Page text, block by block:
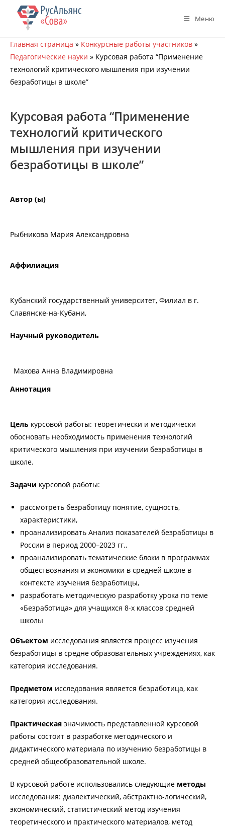
Перейти
содержимому
Меню
Главная страница » Конкурсные работы участников »
Педагогические науки » Курсовая работа “Применение
технологий критического мышления при изучении
безработицы в школе”
Курсовая работа “Применение
технологий критического
мышления при изучении
безработицы в школе”
Автор (ы)
Рыбникова Мария Александровна
Аффилиация
Кубанский государственный университет, Филиал в г.
Славянске-на-Кубани,
Научный руководитель
Махова Анна Владимировна
Аннотация
Цель курсовой работы: теоретически и методически
обосновать необходимость применения технологий
критического мышления при изучении безработицы в
школе.
Задачи курсовой работы:
рассмотреть безработицу понятие, сущность,
характеристики,
проанализировать Анализ показателей безработицы в
России в период 2000–2023 гг.,
проанализировать тематические блоки в программах
обществознания и экономики в средней школе в
контексте изучения безработицы,
разработать методическую разработку урока по теме
«Безработица» для учащихся 8-х классов средней
школы
Объектом исследования является процесс изучения
безработицы в средне образовательных учреждениях, как
категория исследования.
Предметом исследования является безработица, как
категория исследования.
Практическая значимость представленной курсовой
работы состоит в разработке методического и
дидактического материала по изучению безработицы в
средней общеобразовательной школе.
В курсовой работе использовались следующие методы
исследования: диалектический, абстрактно-логический,
экономический, статистический метод изучения
теоретического и практического материалов, метод